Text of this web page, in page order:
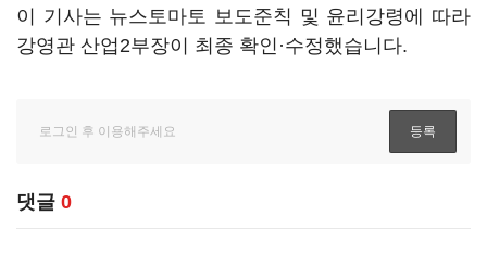
이 기사는 뉴스토마토 보도준칙 및 윤리강령에 따라
강영관 산업2부장이 최종 확인·수정했습니다.
댓글 0